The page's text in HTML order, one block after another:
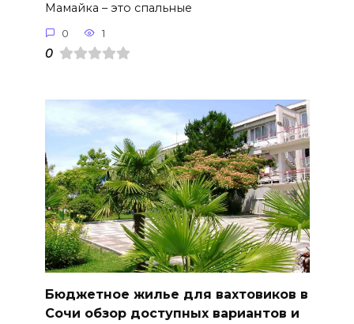
Мамайка – это спальные
0 1
0
Бюджетное жилье для вахтовиков в
Сочи обзор доступных вариантов и